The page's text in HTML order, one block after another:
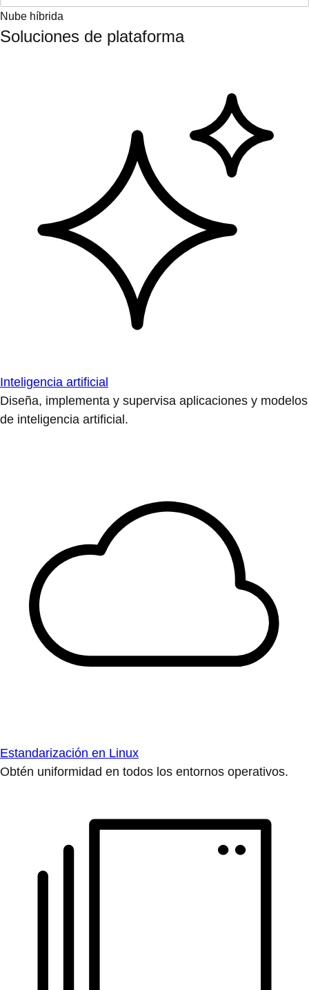
Nube híbrida
Soluciones de plataforma
Inteligencia artificial
Diseña, implementa y supervisa aplicaciones y modelos
de inteligencia artificial.
Estandarización en Linux
Obtén uniformidad en todos los entornos operativos.